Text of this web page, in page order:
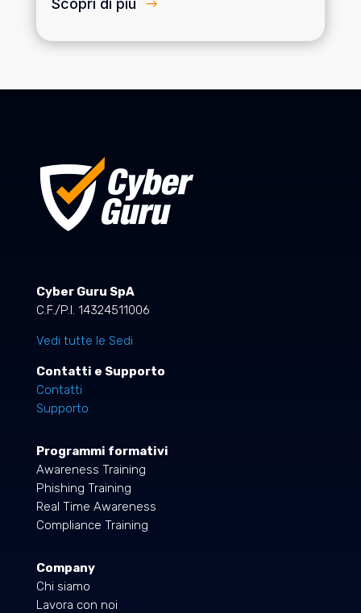
Scopri di più
Cyber Guru SpA
C.F./P.I. 14324511006
Vedi tutte le Sedi
Contatti e Supporto
Contatti
Supporto
Programmi formativi
Awareness Training
Phishing Training
Real Time Awareness
Compliance Training
Company
Chi siamo
Lavora con noi